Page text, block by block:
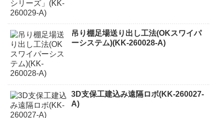
吊り棚足場送り出し工法(OKスワイパ
ーシステム)(KK-260028-A)
3D支保工建込み遠隔ロボ(KK-260027-
A)